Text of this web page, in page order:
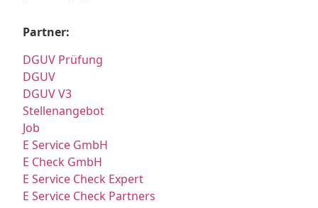
Partner:
DGUV Prüfung
DGUV
DGUV V3
Stellenangebot
Job
E Service GmbH
E Check GmbH
E Service Check Expert
E Service Check Partners